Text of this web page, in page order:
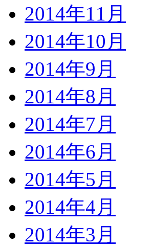
2014年11月
2014年10月
2014年9月
2014年8月
2014年7月
2014年6月
2014年5月
2014年4月
2014年3月